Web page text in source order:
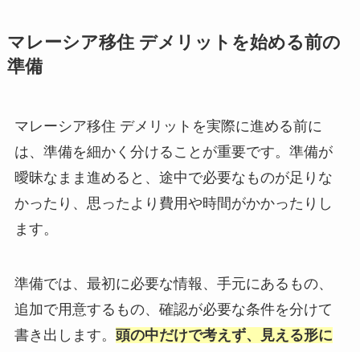
マレーシア移住 デメリットを始める前の
準備
マレーシア移住 デメリットを実際に進める前に
は、準備を細かく分けることが重要です。準備が
曖昧なまま進めると、途中で必要なものが足りな
かったり、思ったより費用や時間がかかったりし
ます。
準備では、最初に必要な情報、手元にあるもの、
追加で用意するもの、確認が必要な条件を分けて
書き出します。 頭の中だけで考えず、見える形に